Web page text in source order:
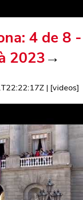
4 de 8 -
2023→
| [videos]